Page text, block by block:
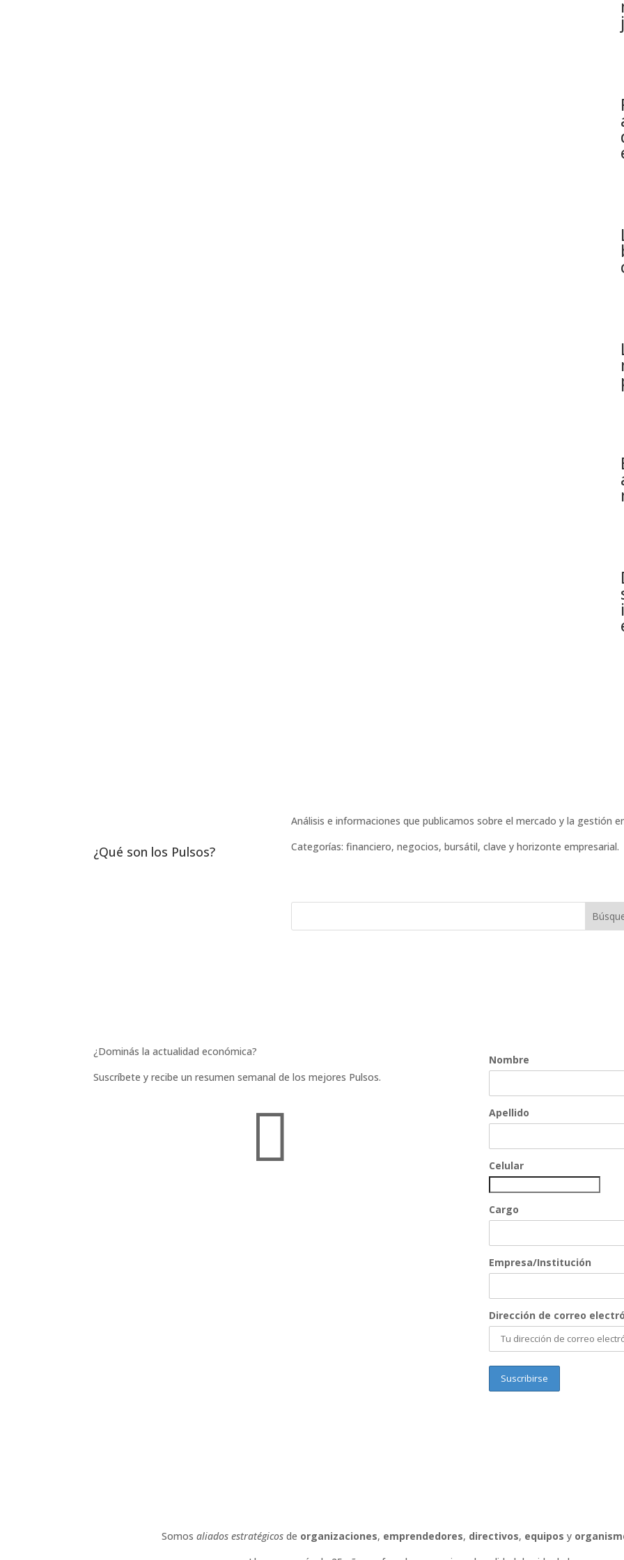
¿Qué son los Pulsos?
Análisis e informaciones que publicamos sobre el mercado y la gestión
Categorías: financiero, negocios, bursátil, clave y horizonte empresarial.
¿Dominás la actualidad económica?
Suscríbete y recibe un resumen semanal de los mejores Pulsos.

Nombre
Apellido
Celular
Cargo
Empresa/Institución
Dirección de correo
Somos aliados estratégicosde organizaciones, emprendedores, directivos, equipos y